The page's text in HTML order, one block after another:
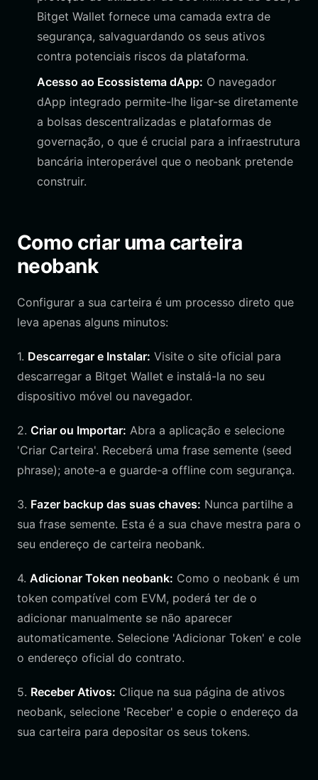
Bitget Wallet fornece uma camada extra de
segurança, salvaguardando os seus ativos
contra potenciais riscos da plataforma.
Acesso ao Ecossistema dApp: O navegador
dApp integrado permite-lhe ligar-se diretamente
a bolsas descentralizadas e plataformas de
governação, o que é crucial para a infraestrutura
bancária interoperável que o neobank pretende
construir.
Como criar uma carteira
neobank
Configurar a sua carteira é um processo direto que
leva apenas alguns minutos:
1. Descarregar e Instalar: Visite o site oficial para
descarregar a Bitget Wallet e instalá-la no seu
dispositivo móvel ou navegador.
2. Criar ou Importar: Abra a aplicação e selecione
'Criar Carteira'. Receberá uma frase semente (seed
phrase); anote-a e guarde-a offline com segurança.
3. Fazer backup das suas chaves: Nunca partilhe a
sua frase semente. Esta é a sua chave mestra para o
seu endereço de carteira neobank.
4. Adicionar Token neobank: Como o neobank é um
token compatível com EVM, poderá ter de o
adicionar manualmente se não aparecer
automaticamente. Selecione 'Adicionar Token' e cole
o endereço oficial do contrato.
5. Receber Ativos: Clique na sua página de ativos
neobank, selecione 'Receber' e copie o endereço da
sua carteira para depositar os seus tokens.